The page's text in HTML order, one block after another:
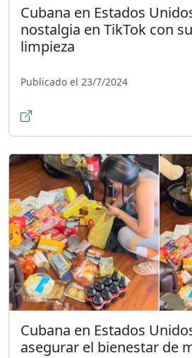
Cubana en Estados
nostalgia en TikTok con
limpieza
Publicado el 23/7/2024
Cubana en Estados
asegurar el bienestar de